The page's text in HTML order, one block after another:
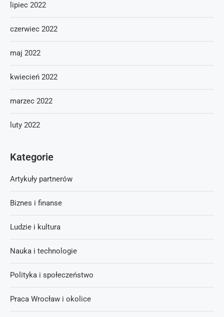
lipiec 2022
czerwiec 2022
maj 2022
kwiecień 2022
marzec 2022
luty 2022
Kategorie
Artykuły partnerów
Biznes i finanse
Ludzie i kultura
Nauka i technologie
Polityka i społeczeństwo
Praca Wrocław i okolice